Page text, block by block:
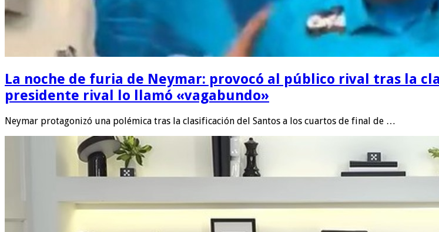
La noche de furia de Neymar: provocó al público rival tras la
presidente rival lo llamó «vagabundo»
Neymar protagonizó una polémica tras la clasificación del Santos a los cuartos de final de …